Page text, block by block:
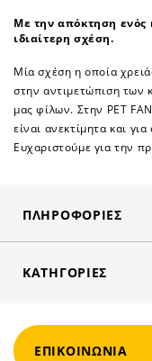
Με την απόκτηση ενός
ιδιαίτερη σχέση.
Μία σχέση η οποία
στην αντιμετώπιση των
μας φίλων. Στην PET
είναι ανεκτίμητα και
Ευχαριστούμε για την
ΠΛΗΡΟΦΟΡΊΕΣ
ΚΑΤΗΓΟΡΊΕΣ
ΕΠΙΚΟΙΝΩΝΊΑ